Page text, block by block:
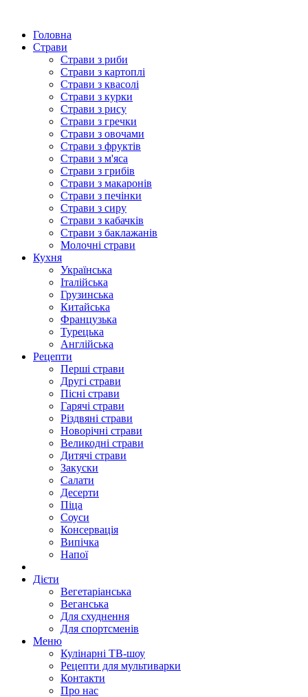
Головна
Страви
Страви з риби
Страви з картоплі
Страви з квасолі
Страви з курки
Страви з рису
Страви з гречки
Страви з овочами
Страви з фруктів
Страви з м'яса
Страви з грибів
Страви з макаронів
Страви з печінки
Страви з сиру
Страви з кабачків
Страви з баклажанів
Молочні страви
Кухня
Українська
Італійська
Грузинська
Китайська
Французька
Турецька
Англійська
Рецепти
Перші страви
Другі страви
Пісні страви
Гарячі страви
Різдвяні страви
Новорічні страви
Великодні страви
Дитячі страви
Закуски
Салати
Десерти
Піца
Соуси
Консервація
Випічка
Напої
Дієти
Вегетаріанська
Веганська
Для схуднення
Для спортсменів
Меню
Кулінарні ТВ-шоу
Рецепти для мультиварки
Контакти
Про нас